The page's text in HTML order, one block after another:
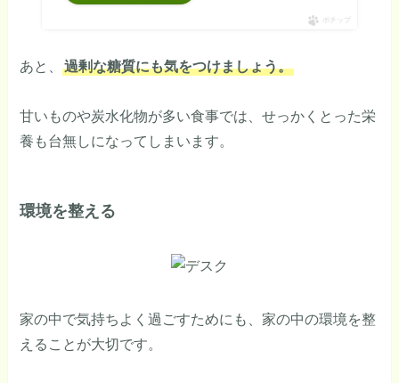
ポチップ
あと、過剰な糖質にも気をつけましょう。
甘いものや炭水化物が多い食事では、せっかくとった栄
養も台無しになってしまいます。
環境を整える
家の中で気持ちよく過ごすためにも、家の中の環境を整
えることが大切です。